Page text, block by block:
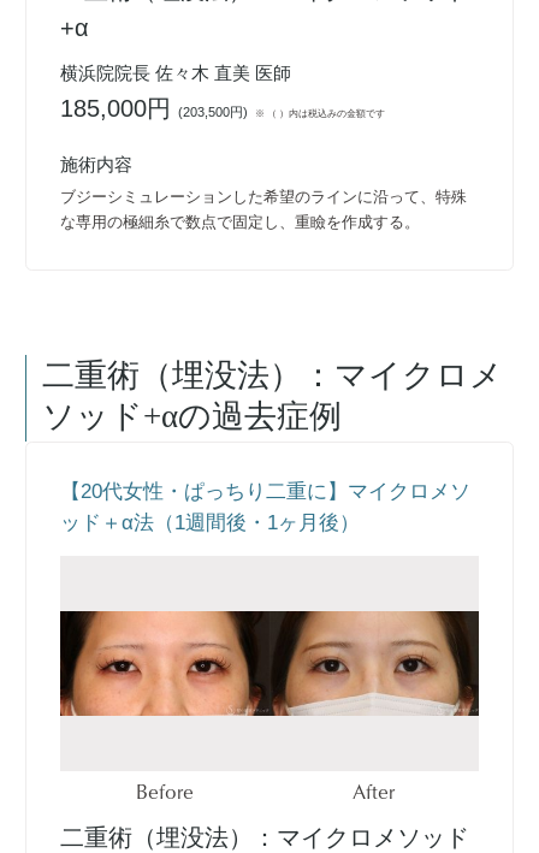
+α
横浜院院長 佐々木 直美 医師
185,000円(203,500円) ※ （ ）内は税込みの金額です
施術内容
ブジーシミュレーションした希望のラインに沿って、特殊
な専用の極細糸で数点で固定し、重瞼を作成する。
二重術（埋没法）：マイクロメ
ソッド+αの過去症例
【20代女性・ぱっちり二重に】マイクロメソ
ッド＋α法（1週間後・1ヶ月後）
Before After
二重術（埋没法）：マイクロメソッド